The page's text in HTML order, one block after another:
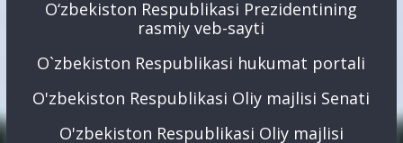
O‘zbekiston Respublikasi Prezidentining
rasmiy veb-sayti
O`zbekiston Respublikasi hukumat portali
O'zbekiston Respublikasi Oliy majlisi Senati
O'zbekiston Respublikasi Oliy majlisi